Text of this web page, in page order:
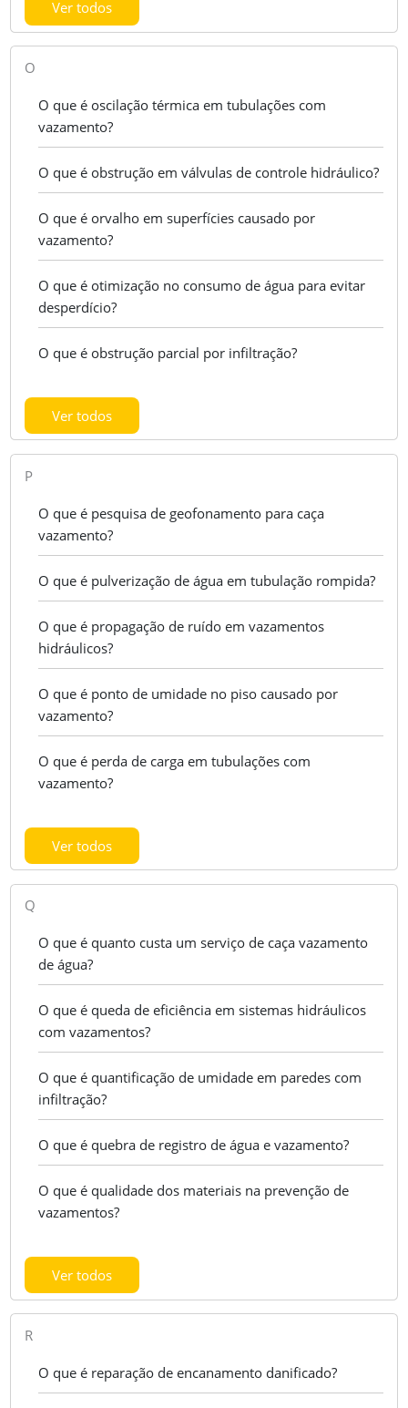
Ver todos
O
O que é oscilação térmica em tubulações com
vazamento?
O que é obstrução em válvulas de controle hidráulico?
O que é orvalho em superfícies causado por
vazamento?
O que é otimização no consumo de água para evitar
desperdício?
O que é obstrução parcial por infiltração?
Ver todos
P
O que é pesquisa de geofonamento para caça
vazamento?
O que é pulverização de água em tubulação rompida?
O que é propagação de ruído em vazamentos
hidráulicos?
O que é ponto de umidade no piso causado por
vazamento?
O que é perda de carga em tubulações com
vazamento?
Ver todos
Q
O que é quanto custa um serviço de caça vazamento
de água?
O que é queda de eficiência em sistemas hidráulicos
com vazamentos?
O que é quantificação de umidade em paredes com
infiltração?
O que é quebra de registro de água e vazamento?
O que é qualidade dos materiais na prevenção de
vazamentos?
Ver todos
R
O que é reparação de encanamento danificado?